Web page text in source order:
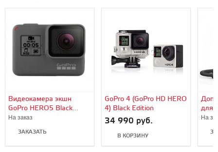
Видеокамера экшн
GoPro HERO5 Black
Edition
На заказ
ЗАКАЗАТЬ
GoPro 4 (GoPro HD HERO
4) Black Edition
34 990 руб.
В КОРЗИНУ
для
На